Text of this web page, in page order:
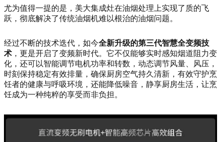
尤为值得一提的是，美大集成灶在油烟处理上实现了质的飞
跃，彻底解决了传统油烟机难以根治的油烟问题。
经过不断的技术迭代，如今全新升级的第三代智慧全变频技
术 ，更是开启了变频新时代。它不仅能够实时感知烟道阻力变
化，还可以智能调节电机功率和转数，动态调节风量、风压，
时刻保持稳定有效排量，确保厨房空气持久清新，有效守护烹
饪者的健康与呼吸环境，还能降低噪音，静享厨房生活，让烹
饪成为一种纯粹的享受而非负担。